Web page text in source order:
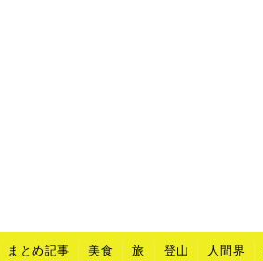
まとめ記事 美食 旅 登山 人間界